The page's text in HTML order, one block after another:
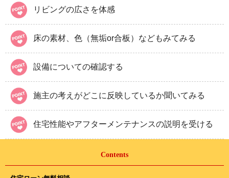
リビングの広さを体感
床の素材、色（無垢or合板）などもみてみる
設備についての確認する
施主の考えがどこに反映しているか聞いてみる
住宅性能やアフターメンテナンスの説明を受ける
Contents